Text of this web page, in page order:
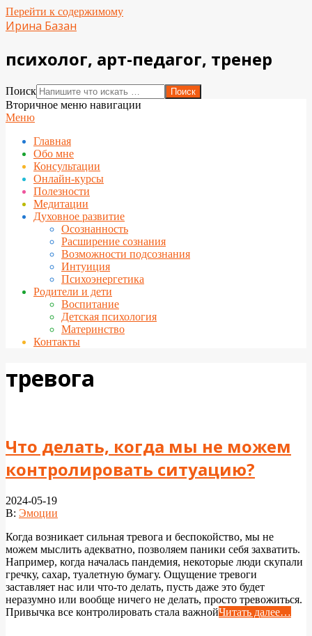
Перейти к содержимому
Ирина Базан
психолог, арт-педагог, тренер
Поиск
Вторичное меню навигации
Меню
Главная
Обо мне
Консультации
Онлайн-курсы
Полезности
Медитации
Духовное развитие
Осознанность
Расширение сознания
Возможности подсознания
Интуиция
Психоэнергетика
Родители и дети
Воспитание
Детская психология
Материнство
Контакты
тревога
Что делать, когда мы не можем
контролировать ситуацию?
2024-05-19
В: Эмоции
Когда возникает сильная тревога и беспокойство, мы не
можем мыслить адекватно, позволяем паники себя захватить.
Например, когда началась пандемия, некоторые люди скупали
гречку, сахар, туалетную бумагу. Ощущение тревоги
заставляет нас или что-то делать, пусть даже это будет
неразумно или вообще ничего не делать, просто тревожиться.
Привычка все контролировать стала важнойЧитать далее…